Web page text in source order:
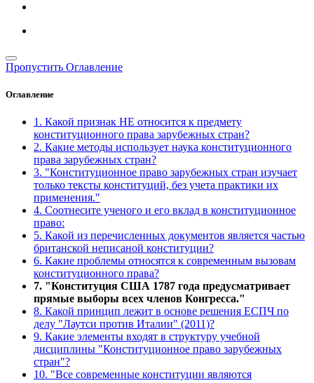
Пропустить Оглавление
Оглавление
1. Какой признак НЕ относится к предмету
конституционного права зарубежных стран?
2. Какие методы использует наука конституционного
права зарубежных стран?
3. "Конституционное право зарубежных стран изучает
только тексты конституций, без учета практики их
применения."
4. Соотнесите ученого и его вклад в конституционное
право:
5. Какой из перечисленных документов является частью
британской неписаной конституции?
6. Какие проблемы относятся к современным вызовам
конституционного права?
7. "Конституция США 1787 года предусматривает
прямые выборы всех членов Конгресса."
8. Какой принцип лежит в основе решения ЕСПЧ по
делу "Лаутси против Италии" (2011)?
9. Какие элементы входят в структуру учебной
дисциплины "Конституционное право зарубежных
стран"?
10. "Все современные конституции являются